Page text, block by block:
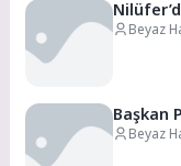
Beyaz
Başkan
Beyaz